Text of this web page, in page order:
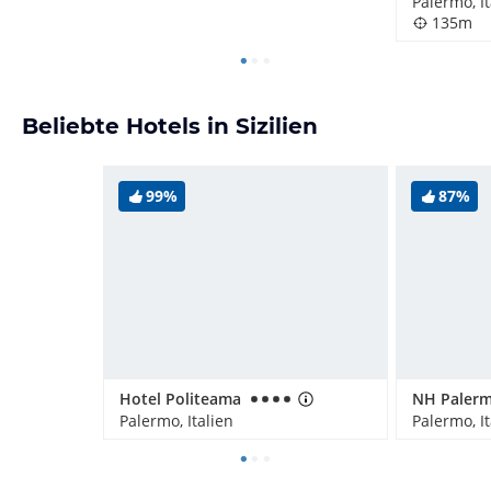
135m
Beliebte Hotels in Sizilien
99%
Hotel Politeama
Palermo, Italien
87%
NH
Palermo,